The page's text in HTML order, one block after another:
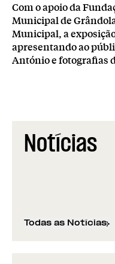
Com o apoio da
Municipal de
Municipal, a
apresentando ao
António e fotografias
Notícias
Todas as Notícias